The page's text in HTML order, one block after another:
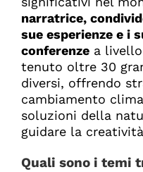
narratrice,
sue esperienze e i
conferenzea livello
tenuto oltre 30
diversi, offrendo
cambiamento
soluzioni della
guidare la
Quali sono i temi